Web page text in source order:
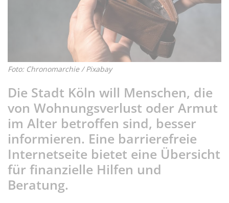
Foto: Chronomarchie / Pixabay
Die Stadt Köln will Menschen, die
von Wohnungsverlust oder Armut
im Alter betroffen sind, besser
informieren. Eine barrierefreie
Internetseite bietet eine Übersicht
für finanzielle Hilfen und
Beratung.